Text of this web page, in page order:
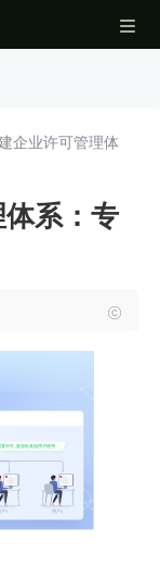
企业许可管理体
系：专